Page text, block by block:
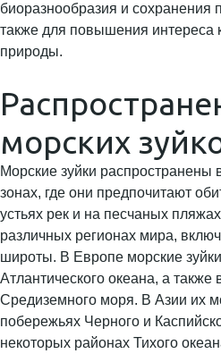
биоразнообразия и сохранения
также для повышения интереса
природы.
морских
Морские зуйки
зонах, где они предпочитают
устьях рек и на песчаных
различных регионах мира,
широты. В Европе морские
Атлантического океана, а также
Средиземного моря. В Азии их
побережьях Черного и
некоторых районах Тихого